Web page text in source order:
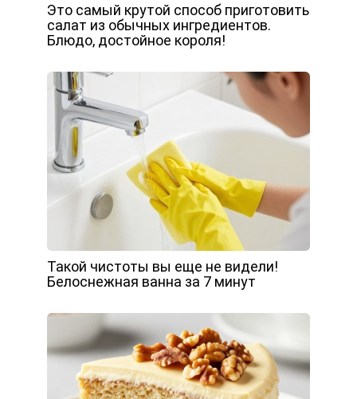
Это самый крутой способ приготовить
салат из обычных ингредиентов.
Блюдо, достойное короля!
Такой чистоты вы еще не видели!
Белоснежная ванна за 7 минут